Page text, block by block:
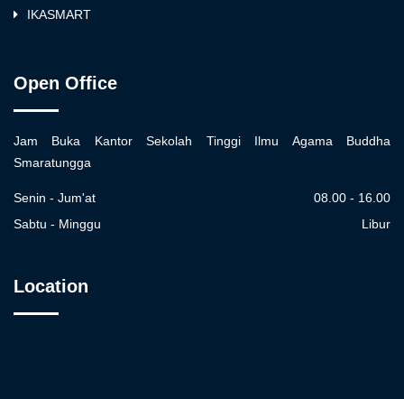
IKASMART
Open Office
Jam Buka Kantor Sekolah Tinggi Ilmu Agama Buddha
Smaratungga
Senin - Jum'at
08.00 - 16.00
Sabtu - Minggu
Libur
Location